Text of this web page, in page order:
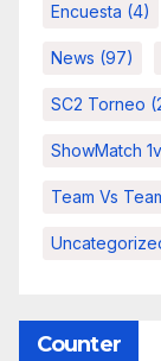
Encuesta (4)
News (97)
SC2 Torneo
ShowMatch
Team Vs
Counter